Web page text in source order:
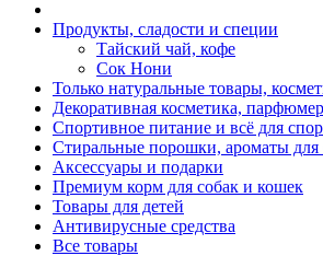
Продукты, сладости и специи
Тайский чай, кофе
Сок Нони
Только натуральные товары,
Декоративная косметика,
Спортивное питание и всё для
Стиральные порошки, ароматы для
Аксессуары и подарки
Премиум корм для собак и кошек
Товары для детей
Антивирусные средства
Все товары